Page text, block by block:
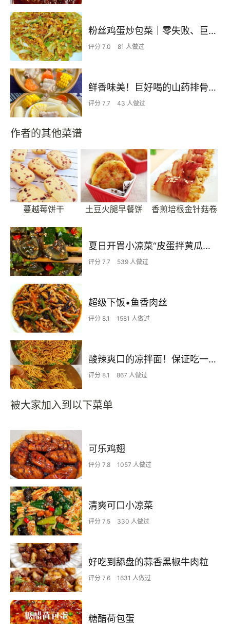
粉丝鸡蛋炒包菜｜零失败、巨下饭
评分 7.0 81 人做过
鲜香味美！巨好喝的山药排骨汤！！
评分 7.7 43 人做过
作者的其他菜谱
蔓越莓饼干 土豆火腿早餐饼 香煎培根金针菇卷
夏日开胃小凉菜“皮蛋拌黄瓜🥒”开胃减脂
评分 7.7 539 人做过
超级下饭•鱼香肉丝
评分 8.1 1581 人做过
酸辣爽口的凉拌面！保证吃一次就上瘾
评分 8.1 867 人做过
被大家加入到以下菜单
可乐鸡翅
评分 7.8 1057 人做过
清爽可口小凉菜
评分 7.5 330 人做过
好吃到舔盘的蒜香黑椒牛肉粒
评分 7.6 1631 人做过
糖醋荷包蛋